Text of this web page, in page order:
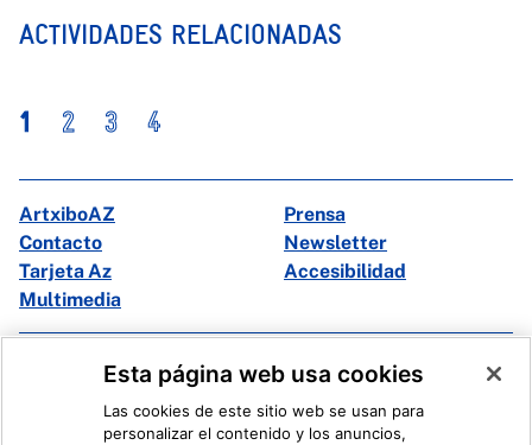
ACTIVIDADES RELACIONADAS
1 2 3 4
ArtxiboAZ
Prensa
Contacto
Newsletter
Tarjeta Az
Accesibilidad
Multimedia
Facebook
X
Ivoox
Esta página web usa cookies
Las cookies de este sitio web se usan para
personalizar el contenido y los anuncios,